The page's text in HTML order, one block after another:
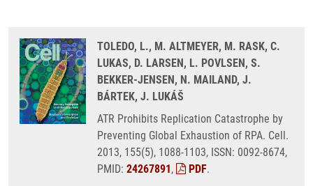
TOLEDO, L., M. ALTMEYER, M. RASK, C.
LUKAS, D. LARSEN, L. POVLSEN, S.
BEKKER-JENSEN, N. MAILAND, J.
BÁRTEK, J. LUKÁŠ
ATR Prohibits Replication Catastrophe by
Preventing Global Exhaustion of RPA. Cell.
2013, 155(5), 1088-1103, ISSN: 0092-8674,
PMID: 24267891, PDF.